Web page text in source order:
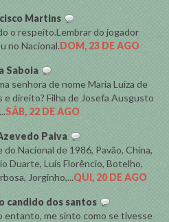
Martins
o respeito.Lembrar do jogador
no Nacional.DOM, 23 DE AGO
Saboia
senhora de nome Maria Luiza de
e direito? Filha de Josefa Ausgusto
SÁB, 22 DE AGO
Paiva
Nacional de 1986, Pavão, China,
Duarte, Luís Florêncio, Botelho,
Jorginho,...QUI, 20 DE AGO
candido dos santos
entanto, me sinto como se tivesse